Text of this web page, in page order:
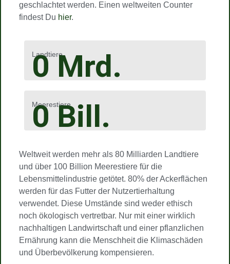
geschlachtet werden. Einen weltweiten Counter
findest Du hier.
Landtiere
0 Mrd.
Meerestiere
0 Bill.
Weltweit werden mehr als 80 Milliarden Landtiere
und über 100 Billion Meerestiere für die
Lebensmittelindustrie getötet. 80% der Ackerflächen
werden für das Futter der Nutzertierhaltung
verwendet. Diese Umstände sind weder ethisch
noch ökologisch vertretbar. Nur mit einer wirklich
nachhaltigen Landwirtschaft und einer pflanzlichen
Ernährung kann die Menschheit die Klimaschäden
und Überbevölkerung kompensieren.